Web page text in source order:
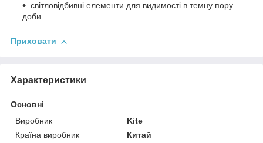
світловідбивні елементи для видимості в темну пору
доби.
Приховати
Характеристики
Основні
Виробник
Kite
Країна виробник
Китай